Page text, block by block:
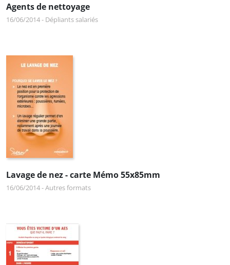
Agents de nettoyage
16/06/2014- Dépliants salariés
Lavage de nez - carte Mémo 55x85mm
16/06/2014-Autres formats